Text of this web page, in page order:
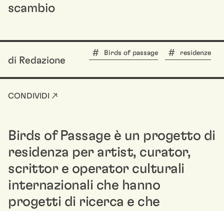
scambio
di Redazione
Birds of passage residenze
CONDIVIDI ↗
Birds of Passage è un progetto di
residenza per artist, curator,
scrittor e operator culturali
internazionali che hanno
progetti di ricerca e che